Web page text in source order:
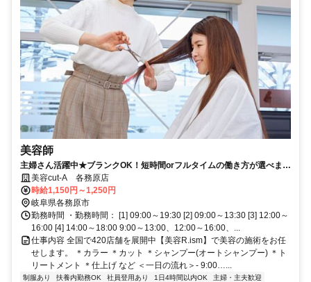
美容師
主婦さん活躍中★ブランクOK！短時間orフルタイムの働き方が選べます
◎資格を活かしたい方の復帰を応援
美容cut-A 各務原店
時給1,150円～1,250円
岐阜県各務原市
勤務時間 ・勤務時間： [1] 09:00～19:30 [2] 09:00～13:30 [3] 12:00～
16:00 [4] 14:00～18:00 9:00～13:00、12:00～16:00、...
仕事内容 全国で420店舗を展開中【美容R.ism】で美容の施術をお任
せします。 ＊カラー ＊カット ＊シャンプー(オートシャンプー) ＊ト
リートメント ＊仕上げ など ＜一日の流れ＞- 9:00…...
制服あり 扶養内勤務OK 社員登用あり 1日4時間以内OK
主婦・主夫歓迎